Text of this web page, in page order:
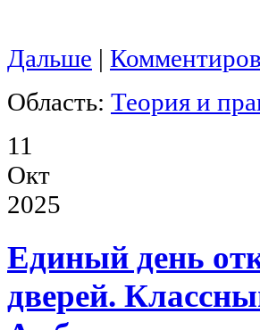
Дальше |
Область: Теория и
11
Окт
2025
Единый день
дверей.